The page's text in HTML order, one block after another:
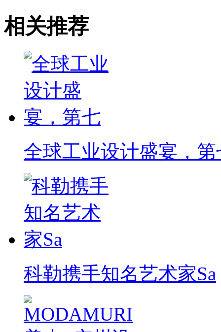
相关推荐
全球工业设计盛宴，第
科勒携手知名艺术家Sa